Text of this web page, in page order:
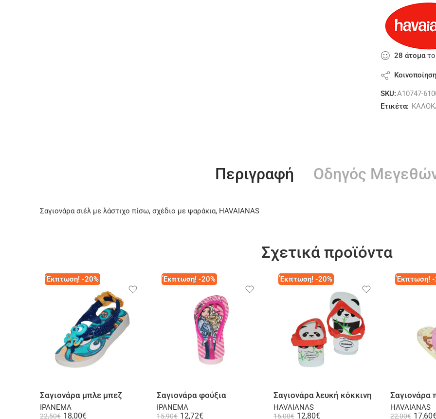
28 άτοματο
Κοινοποίηση
SKU:A10747-
Ετικέτα:
Περιγραφή Οδηγός
Σαγιονάρα σιέλ με λάστιχο πίσω, σχέδιο με ψαράκια, HAVAIANAS
Σχετικά προϊόντα
Έκπτωση! -20%
Σαγιονάρα μπλε μπεζ
IPANEMA
22,50€ 18,00€
Έκπτωση! -20%
Σαγιονάρα φούξια
IPANEMA
15,90€ 12,72€
Έκπτωση! -20%
Σαγιονάρα λευκή κόκκινη
HAVAIANAS
16,00€ 12,80€
Έκπτωση! -
Σαγιονάρα
HAVAIANAS
22,00€ 17,60